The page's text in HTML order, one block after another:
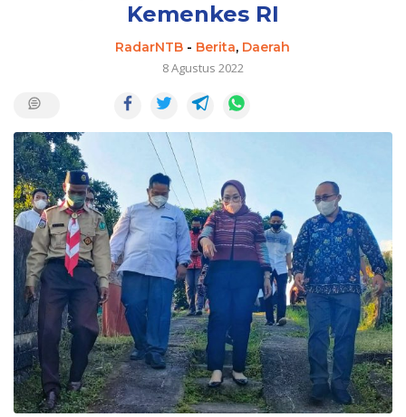
Kemenkes RI
RadarNTB - Berita, Daerah
8 Agustus 2022